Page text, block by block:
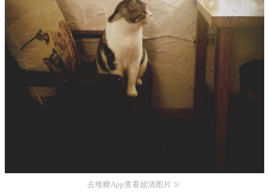
去堆糖App查看超清图片